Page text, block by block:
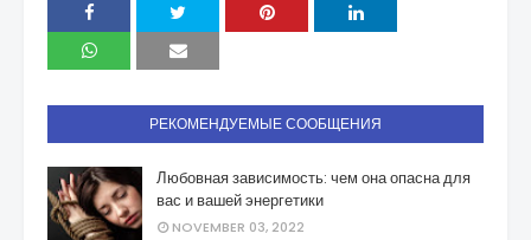
РЕКОМЕНДУЕМЫЕ СООБЩЕНИЯ
Любовная зависимость: чем она опасна для
вас и вашей энергетики
NOVEMBER 03, 2022